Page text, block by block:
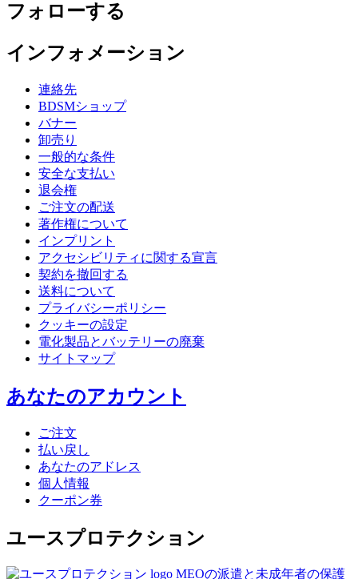
フォローする
インフォメーション
連絡先
BDSMショップ
バナー
卸売り
一般的な条件
安全な支払い
退会権
ご注文の配送
著作権について
インプリント
アクセシビリティに関する宣言
契約を撤回する
送料について
プライバシーポリシー
クッキーの設定
電化製品とバッテリーの廃棄
サイトマップ
あなたのアカウント
ご注文
払い戻し
あなたのアドレス
個人情報
クーポン券
ユースプロテクション
MEOの派遣と未成年者の保護